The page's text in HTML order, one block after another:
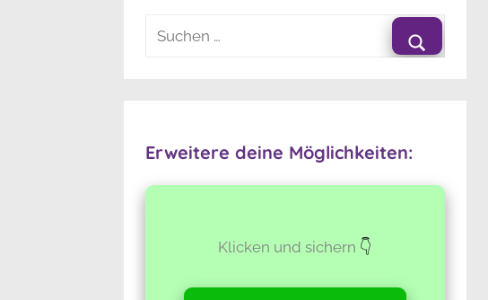
Suchen
Erweitere deine Möglichkeiten:
Klicken und sichern 👇